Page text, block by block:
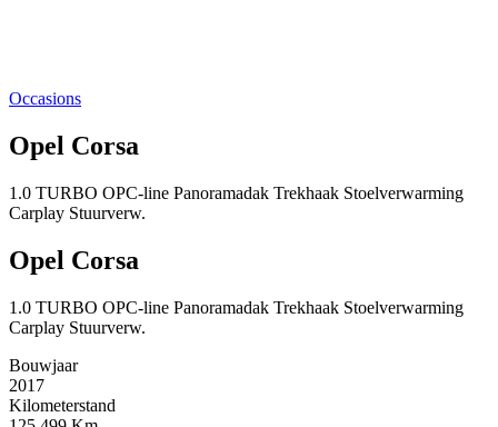
Occasions
Opel Corsa
1.0 TURBO OPC-line Panoramadak Trekhaak Stoelverwarming
Carplay Stuurverw.
Opel Corsa
1.0 TURBO OPC-line Panoramadak Trekhaak Stoelverwarming
Carplay Stuurverw.
Bouwjaar
2017
Kilometerstand